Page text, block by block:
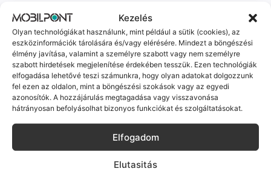
Kezelés
Olyan technológiákat használunk, mint például a sütik (cookies), az
eszközinformációk tárolására és/vagy elérésére. Mindezt a böngészési
élmény javítása, valamint a személyre szabott vagy nem személyre
szabott hirdetések megjelenítése érdekében tesszük. Ezen technológiák
elfogadása lehetővé teszi számunkra, hogy olyan adatokat dolgozzunk
fel ezen az oldalon, mint a böngészési szokások vagy az egyedi
azonosítók. A hozzájárulás megtagadása vagy visszavonása
hátrányosan befolyásolhat bizonyos funkciókat és szolgáltatásokat.
Elfogadom
Elutasitás
OPPO A55 (Újszerű, független, 64 GB, 4 GB RAM,
Csillagos fekete)
Várható szállítás: 1-2 munkanap
32 990Ft
Várható szállítás: 1-2 munkanap